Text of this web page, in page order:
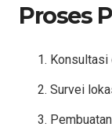
Proses
Konsultasi
Survei